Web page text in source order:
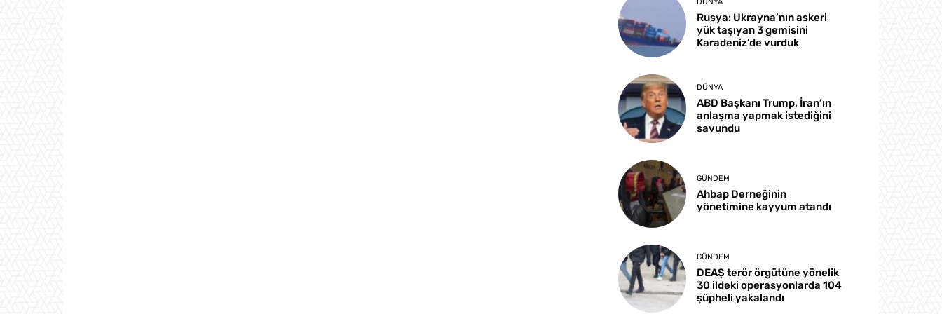
DÜNYA
Rusya: Ukrayna’nın askeri
yük taşıyan 3 gemisini
Karadeniz’de vurduk
DÜNYA
ABD Başkanı Trump, İran’ın
anlaşma yapmak istediğini
savundu
GÜNDEM
Ahbap Derneğinin
yönetimine kayyum atandı
GÜNDEM
DEAŞ terör örgütüne yönelik
30 ildeki operasyonlarda 104
şüpheli yakalandı